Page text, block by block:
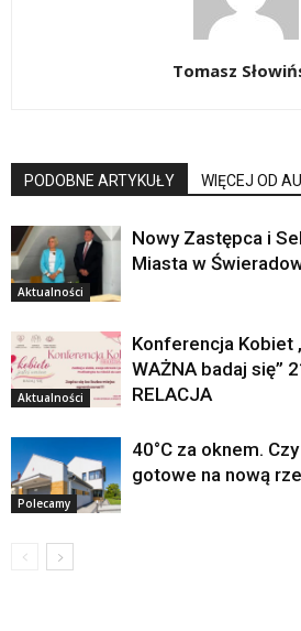
Tomasz
PODOBNE ARTYKUŁY WIĘCEJ OD
Aktualności
Nowy Zastępca i
Miasta w
Aktualności
Konferencja Kobiet
WAŻNA badaj się”
RELACJA
Polecamy
40°C za oknem.
gotowe na nową